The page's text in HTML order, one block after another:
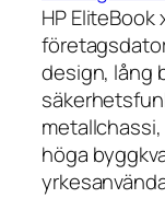
HP EliteBook
design, lång
höga